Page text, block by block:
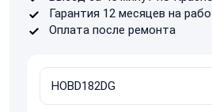
Гарантия 12 месяцев на
Оплата после ремонта